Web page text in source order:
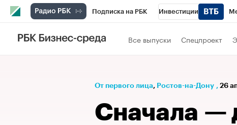
Подписка на РБК Инвестиции
Телеканал
Спецпроекты
Все выпуски Спецпроект
От первого лица⁠, Ростов-на-Дону , 26
Сначала —